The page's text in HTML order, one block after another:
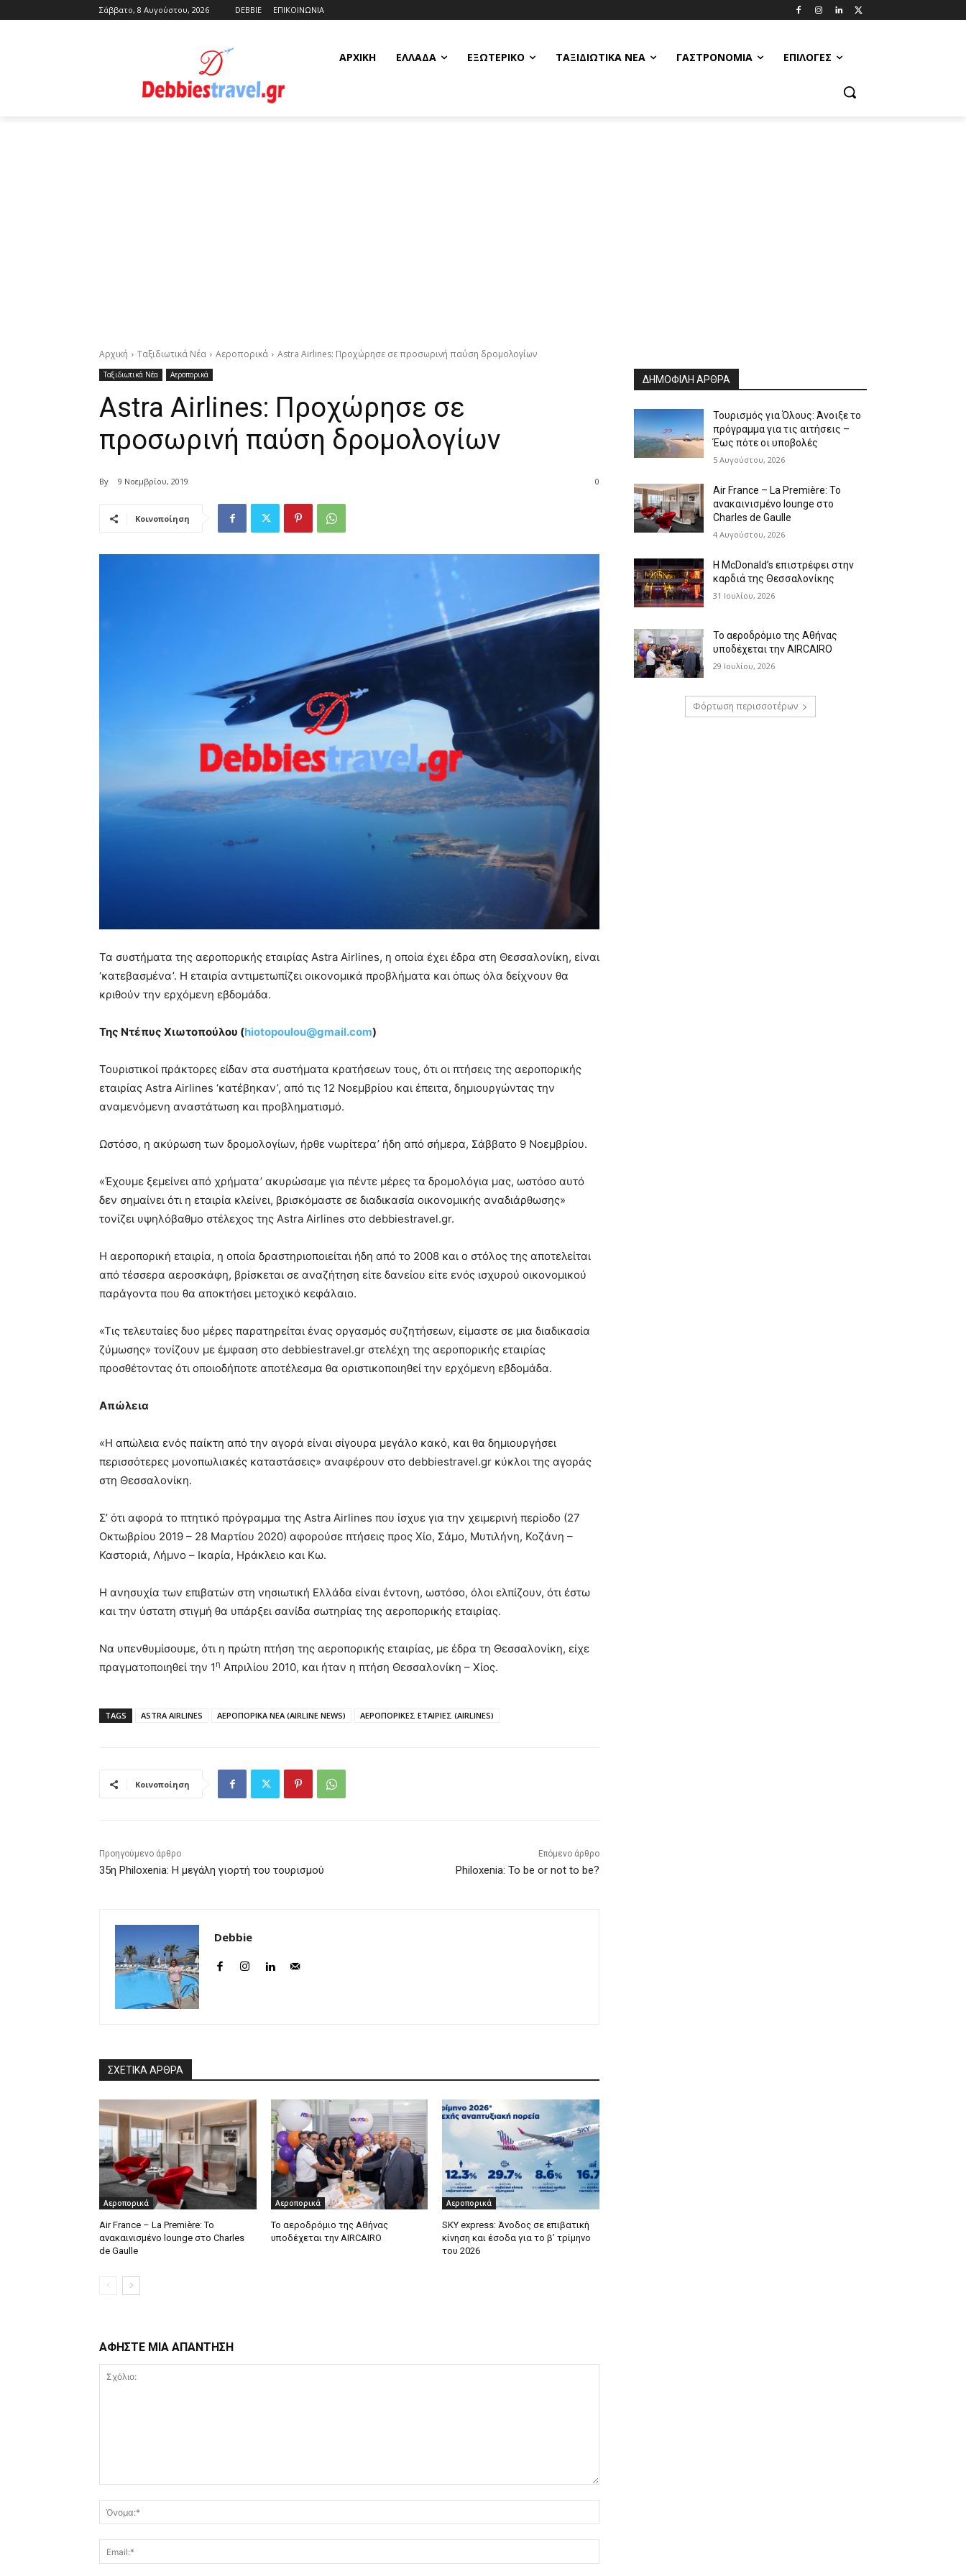
Σάββατο, 8 Αυγούστου, 2026 DEBBIE ΕΠΙΚΟΙΝΩΝΙΑ
ΑΡΧΙΚΗ ΕΛΛΆΔΑ ΕΞΩΤΕΡΙΚΌ ΤΑΞΙΔΙΩΤΙΚΆ ΝΈΑ ΓΑΣΤΡΟΝΟΜΊΑ ΕΠΙΛΟΓΈΣ
Αρχική Ταξιδιωτικά Νέα Αεροπορικά Astra Airlines: Προχώρησε σε προσωρινή παύση δρομολογίων
Ταξιδιωτικά Νέα Αεροπορικά
Astra Airlines: Προχώρησε σε
προσωρινή παύση δρομολογίων
By 9 Νοεμβρίου, 2019 0
Κοινοποίηση
Τα συστήματα της αεροπορικής εταιρίας Astra Airlines, η οποία έχει έδρα στη Θεσσαλονίκη, είναι
‘κατεβασμένα’. Η εταιρία αντιμετωπίζει οικονομικά προβλήματα και όπως όλα δείχνουν θα
κριθούν την ερχόμενη εβδομάδα.
Της Ντέπυς Χιωτοπούλου (hiotopoulou@gmail.com)
Τουριστικοί πράκτορες είδαν στα συστήματα κρατήσεων τους, ότι οι πτήσεις της αεροπορικής
εταιρίας Astra Airlines ‘κατέβηκαν’, από τις 12 Νοεμβρίου και έπειτα, δημιουργώντας την
αναμενόμενη αναστάτωση και προβληματισμό.
Ωστόσο, η ακύρωση των δρομολογίων, ήρθε νωρίτερα’ ήδη από σήμερα, Σάββατο 9 Νοεμβρίου.
«Έχουμε ξεμείνει από χρήματα’ ακυρώσαμε για πέντε μέρες τα δρομολόγια μας, ωστόσο αυτό
δεν σημαίνει ότι η εταιρία κλείνει, βρισκόμαστε σε διαδικασία οικονομικής αναδιάρθωσης»
τονίζει υψηλόβαθμο στέλεχος της Astra Airlines στο debbiestravel.gr.
Η αεροπορική εταιρία, η οποία δραστηριοποιείται ήδη από το 2008 και ο στόλος της αποτελείται
από τέσσερα αεροσκάφη, βρίσκεται σε αναζήτηση είτε δανείου είτε ενός ισχυρού οικονομικού
παράγοντα που θα αποκτήσει μετοχικό κεφάλαιο.
«Τις τελευταίες δυο μέρες παρατηρείται ένας οργασμός συζητήσεων, είμαστε σε μια διαδικασία
ζύμωσης» τονίζουν με έμφαση στο debbiestravel.gr στελέχη της αεροπορικής εταιρίας
προσθέτοντας ότι οποιοδήποτε αποτέλεσμα θα οριστικοποιηθεί την ερχόμενη εβδομάδα.
Απώλεια
«Η απώλεια ενός παίκτη από την αγορά είναι σίγουρα μεγάλο κακό, και θα δημιουργήσει
περισσότερες μονοπωλιακές καταστάσεις» αναφέρουν στο debbiestravel.gr κύκλοι της αγοράς
στη Θεσσαλονίκη.
Σ’ ότι αφορά το πτητικό πρόγραμμα της Astra Airlines που ίσχυε για την χειμερινή περίοδο (27
Οκτωβρίου 2019 – 28 Μαρτίου 2020) αφορούσε πτήσεις προς Χίο, Σάμο, Μυτιλήνη, Κοζάνη –
Καστοριά, Λήμνο – Ικαρία, Ηράκλειο και Κω.
Η ανησυχία των επιβατών στη νησιωτική Ελλάδα είναι έντονη, ωστόσο, όλοι ελπίζουν, ότι έστω
και την ύστατη στιγμή θα υπάρξει σανίδα σωτηρίας της αεροπορικής εταιρίας.
Να υπενθυμίσουμε, ότι η πρώτη πτήση της αεροπορικής εταιρίας, με έδρα τη Θεσσαλονίκη, είχε
πραγματοποιηθεί την 1η Απριλίου 2010, και ήταν η πτήση Θεσσαλονίκη – Χίος.
TAGS ASTRA AIRLINES ΑΕΡΟΠΟΡΙΚΑ ΝΕΑ (AIRLINE NEWS) ΑΕΡΟΠΟΡΙΚΕΣ ΕΤΑΙΡΙΕΣ (AIRLINES)
Κοινοποίηση
Προηγούμενο άρθρο
35η Philoxenia: Η μεγάλη γιορτή του τουρισμού
Επόμενο άρθρο
Philoxenia: To be or not to be?
Debbie
ΣΧΕΤΙΚΑ ΑΡΘΡΑ
Αεροπορικά
Air France – La Première: Το
ανακαινισμένο lounge στο Charles
de Gaulle
Αεροπορικά
Το αεροδρόμιο της Αθήνας
υποδέχεται την AIRCAIRO
Αεροπορικά
SKY express: Άνοδος σε επιβατική
κίνηση και έσοδα για το β’ τρίμηνο
του 2026
ΑΦΗΣΤΕ ΜΙΑ ΑΠΑΝΤΗΣΗ
ΔΗΜΟΦΙΛΗ ΑΡΘΡΑ
Τουρισμός για Όλους: Άνοιξε το
πρόγραμμα για τις αιτήσεις –
Έως πότε οι υποβολές
5 Αυγούστου, 2026
Air France – La Première: Το
ανακαινισμένο lounge στο
Charles de Gaulle
4 Αυγούστου, 2026
Η McDonald’s επιστρέφει στην
καρδιά της Θεσσαλονίκης
31 Ιουλίου, 2026
Το αεροδρόμιο της Αθήνας
υποδέχεται την AIRCAIRO
29 Ιουλίου, 2026
Φόρτωση περισσοτέρων